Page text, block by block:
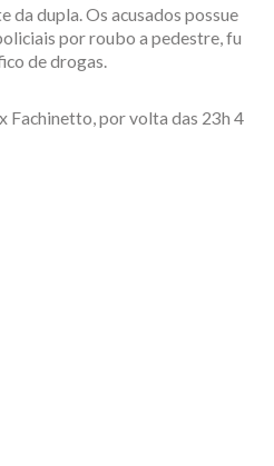
da dupla. Os acusados possue
por roubo a pedestre, fu
de drogas.
Fachinetto, por volta das 23h 4